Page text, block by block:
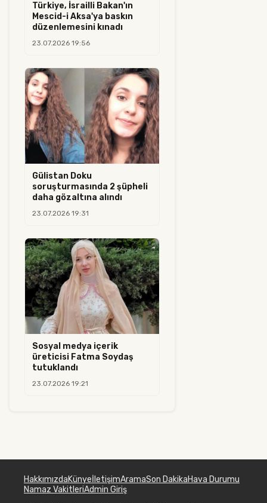
Türkiye, İsrailli Bakan'ın
Mescid-i Aksa'ya baskın
düzenlemesini kınadı
23.07.2026 19:56
Gülistan Doku
soruşturmasında 2 şüpheli
daha gözaltına alındı
23.07.2026 19:31
Sosyal medya içerik
üreticisi Fatma Soydaş
tutuklandı
23.07.2026 19:21
HakkımızdaKünyeİletişimAramaSon DakikaHava Durumu
Namaz VakitleriAdmin Giriş